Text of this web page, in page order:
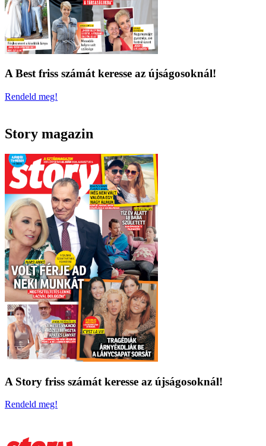
A Best friss számát keresse az újságosoknál!
Rendeld meg!
Story magazin
A Story friss számát keresse az újságosoknál!
Rendeld meg!